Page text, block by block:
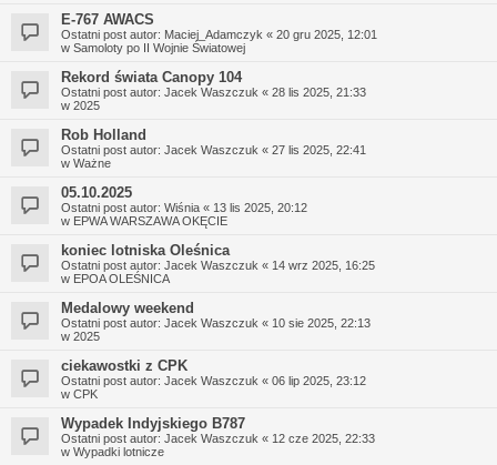
E-767 AWACS
Ostatni post autor: Maciej_Adamczyk « 20 gru 2025, 12:01
w Samoloty po II Wojnie Światowej
Rekord świata Canopy 104
Ostatni post autor: Jacek Waszczuk « 28 lis 2025, 21:33
w 2025
Rob Holland
Ostatni post autor: Jacek Waszczuk « 27 lis 2025, 22:41
w Ważne
05.10.2025
Ostatni post autor: Wiśnia « 13 lis 2025, 20:12
w EPWA WARSZAWA OKĘCIE
koniec lotniska Oleśnica
Ostatni post autor: Jacek Waszczuk « 14 wrz 2025, 16:25
w EPOA OLEŚNICA
Medalowy weekend
Ostatni post autor: Jacek Waszczuk « 10 sie 2025, 22:13
w 2025
ciekawostki z CPK
Ostatni post autor: Jacek Waszczuk « 06 lip 2025, 23:12
w CPK
Wypadek Indyjskiego B787
Ostatni post autor: Jacek Waszczuk « 12 cze 2025, 22:33
w Wypadki lotnicze